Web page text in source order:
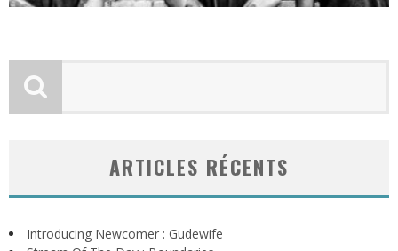
ARTICLES RÉCENTS
Introducing Newcomer : Gudewife